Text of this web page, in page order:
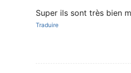
Super ils sont très bien
Traduire